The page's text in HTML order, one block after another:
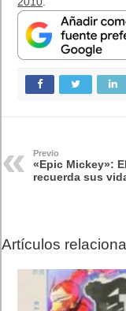
Previo
«Epic Mickey»:
recuerda sus
Artículos